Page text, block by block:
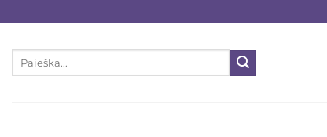
to
content
Ieškoti: